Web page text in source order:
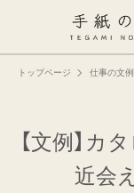
トップページ 仕事の文例
【文例】カ
近会
手紙の基本
仕事の手紙の書
くらしの文例